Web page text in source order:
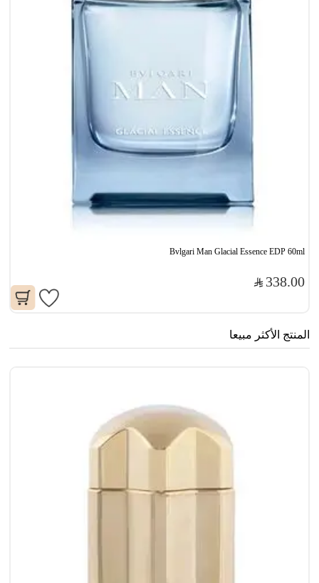
Bvlgari Man Glacial Essence EDP 60ml
338.00
المنتج الأكثر مبيعا